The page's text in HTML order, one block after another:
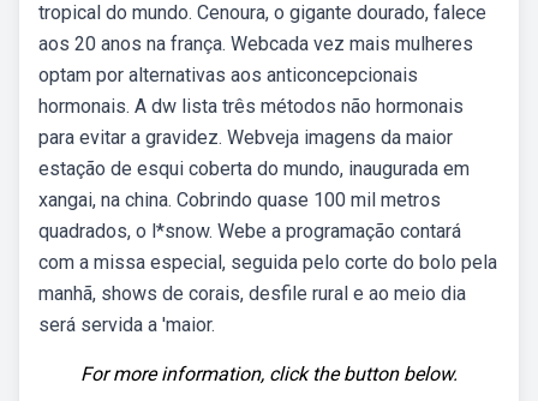
tropical do mundo. Cenoura, o gigante dourado, falece
aos 20 anos na frança. Webcada vez mais mulheres
optam por alternativas aos anticoncepcionais
hormonais. A dw lista três métodos não hormonais
para evitar a gravidez. Webveja imagens da maior
estação de esqui coberta do mundo, inaugurada em
xangai, na china. Cobrindo quase 100 mil metros
quadrados, o l*snow. Webe a programação contará
com a missa especial, seguida pelo corte do bolo pela
manhã, shows de corais, desfile rural e ao meio dia
será servida a 'maior.
For more information, click the button below.